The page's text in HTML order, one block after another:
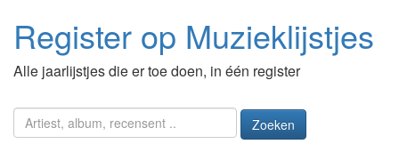
Register op Muzieklijstjes
Alle jaarlijstjes die er toe doen, in één register
Zoeken